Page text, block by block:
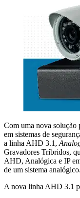
Com uma nova
em sistemas de
a linha AHD 3.1,
Gravadores Tríbridos,
AHD, Analógica e IP
de um sistema analógico.
A nova linha AHD 3.1